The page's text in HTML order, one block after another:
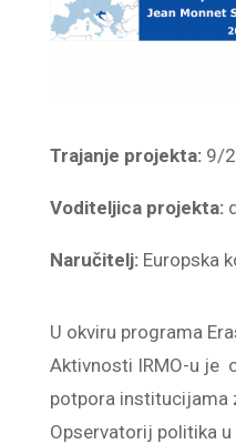
Trajanje projekta:9/
Voditeljica projekta:
Naručitelj:Europska
U okviru programa
Aktivnosti IRMO-u je
potpora institucijama
Opservatorij politika u